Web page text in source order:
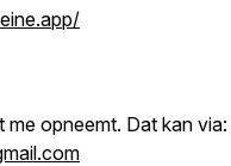
me opneemt. Dat kan via: